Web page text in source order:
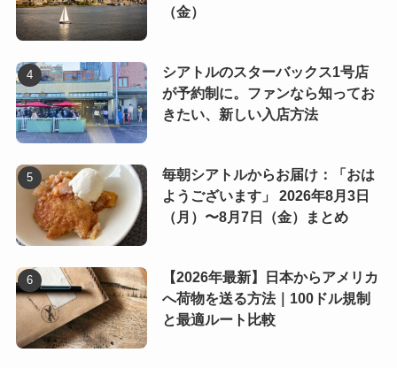
（金）
シアトルのスターバックス1号店
が予約制に。ファンなら知ってお
きたい、新しい入店方法
毎朝シアトルからお届け：「おは
ようございます」 2026年8月3日
（月）〜8月7日（金）まとめ
【2026年最新】日本からアメリカ
へ荷物を送る方法｜100ドル規制
と最適ルート比較